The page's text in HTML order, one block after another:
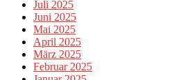
Juli 2025
Juni 2025
Mai 2025
April 2025
März 2025
Februar 2025